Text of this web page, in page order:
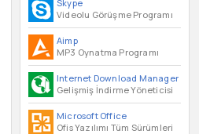
Skype
Videolu Görüşme Programı
Aimp
MP3 Oynatma Programı
Internet Download Manager
Gelişmiş İndirme Yöneticisi
Microsoft Office
Ofis Yazılımı Tüm Sürümleri